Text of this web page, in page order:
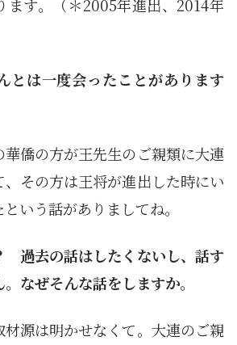
ます。（＊2005年進出、2014年
とは一度会ったことがあります
華僑の方が王先生のご親類に大連
その方は王将が進出した時にい
いう話がありましてね。
過去の話はしたくないし、話す
なぜそんな話をしますか。
源は明かせなくて。大連のご親